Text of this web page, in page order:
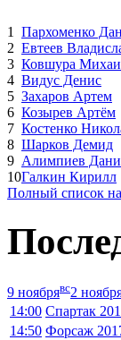
1
Пархоменко
2 Евтеев
3 Ковшура
4 Видус Денис
5 Захаров Артем
6 Козырев Артём
7 Костенко
8 Шарков Демид
9 Алимпиев
10Галкин Кирилл
Полный список
9 ноябрявс2
14:00 Спартак
14:50 Форсаж